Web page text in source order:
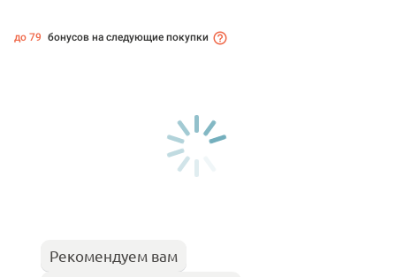
до 79 бонусов на следующие покупки
Рекомендуем вам